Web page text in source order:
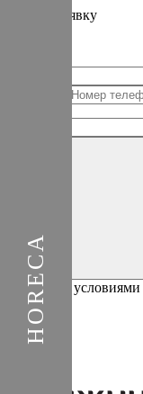
заявку
Соединенные
Отправить
согласен с условиями